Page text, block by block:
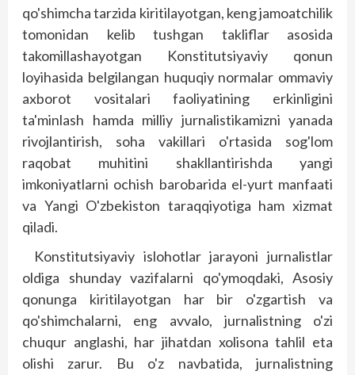
qo'shimcha tarzida kiritilayotgan, keng jamoatchilik
tomonidan kelib tushgan takliflar asosida
takomillashayotgan Kons­titutsiyaviy qonun
loyihasida belgilangan huquqiy normalar ommaviy
axborot vositalari faoliyatining erkinligini
ta'minlash hamda milliy jurnalistikamizni yanada
rivojlantirish, soha vakillari o'rtasida sog'lom
raqobat muhitini shakllantirishda yangi
imkoniyatlarni ochish barobarida el-yurt manfaati
va Yangi O'zbekiston taraq­qiyotiga ham xizmat
qiladi.
Konstitutsiyaviy islohotlar jarayoni jurnalistlar
oldiga shunday vazifalarni qo'ymoqdaki, Asosiy
qonunga kiritilayotgan har bir o'zgartish va
qo'shimchalarni, eng avvalo, jurnalistning o'zi
chuqur anglashi, har jihatdan xolisona tahlil eta
olishi zarur. Bu o'z navbatida, jurnalistning